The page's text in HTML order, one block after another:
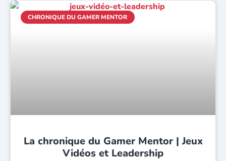
CHRONIQUE DU GAMER MENTOR
La chronique du Gamer Mentor | Jeux
Vidéos et Leadership